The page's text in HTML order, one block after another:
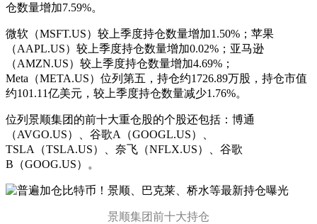
仓数量增加7.59%。
微软（MSFT.US）较上季度持仓数量增加1.50%；苹果
（AAPL.US）较上季度持仓数量增加0.02%；亚马逊
（AMZN.US）较上季度持仓数量增加4.69%；
Meta（META.US）位列第五，持仓约1726.89万股，持仓市值
约101.11亿美元，较上季度持仓数量减少1.76%。
位列景顺集团的前十大重仓股的个股还包括：博通
（AVGO.US）、谷歌A（GOOGL.US）、
TSLA（TSLA.US）、奈飞（NFLX.US）、谷歌
B（GOOG.US）。
景顺集团前十大持仓